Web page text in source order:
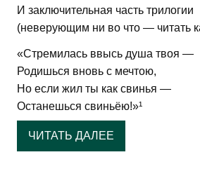
­И заключительная часть трилогии
(неверующим ни во что — читать
​«Стремилась ввысь душа твоя —
Родишься вновь с мечтою,
Но если жил ты как свинья —
Останешься свиньёю!»¹
ЧИТАТЬ ДАЛЕЕ